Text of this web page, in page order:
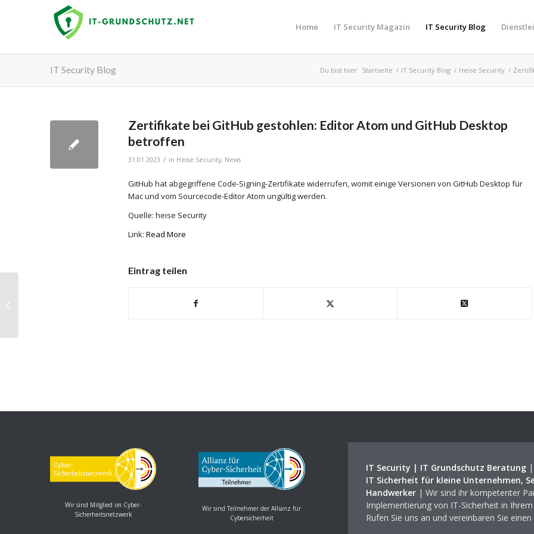
Home IT Security Magazin IT Security Blog
IT Security Blog Du bist hier: Startseite / IT Security Blog / Heise Security /
Zertifikate bei GitHub gestohlen: Editor Atom und GitHub Desktop
betroffen
31.01.2023 / in Heise Security, News
GitHub hat abgegriffene Code-Signing-Zertifikate widerrufen, womit einige Versionen von GitHub Desktop für
Mac und vom Sourcecode-Editor Atom ungültig werden.
Quelle: heise Security
Link: Read More
Eintrag teilen
Wir sind Mitglied im Cyber-
Sicherheitsnetzwerk
Wir sind Teilnehmer der Allianz für
Cybersicherheit
IT Security | IT Grundschutz Beratung|
IT Sicherheit für kleine Unternehmen,
Handwerker| Wir sind ihr kompetenter
Implementierung von IT-Sicherheit in
Rufen Sie uns an und vereinbaren Sie